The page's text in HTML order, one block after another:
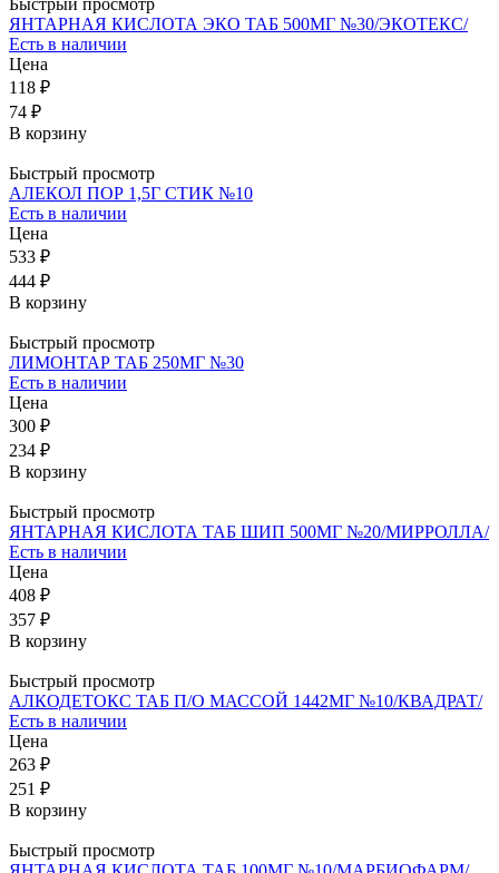
ЯНТАРНАЯ КИСЛОТА ЭКО ТАБ 500МГ №30/ЭКОТЕКС/
Есть в наличии
Цена
118 ₽
74 ₽
В корзину
Быстрый просмотр
АЛЕКОЛ ПОР 1,5Г СТИК №10
Есть в наличии
Цена
533 ₽
444 ₽
В корзину
Быстрый просмотр
ЛИМОНТАР ТАБ 250МГ №30
Есть в наличии
Цена
300 ₽
234 ₽
В корзину
Быстрый просмотр
ЯНТАРНАЯ КИСЛОТА ТАБ ШИП 500МГ №20/МИРРОЛЛА/
Есть в наличии
Цена
408 ₽
357 ₽
В корзину
Быстрый просмотр
АЛКОДЕТОКС ТАБ П/О МАССОЙ 1442МГ №10/КВАДРАТ/
Есть в наличии
Цена
263 ₽
251 ₽
В корзину
Быстрый просмотр